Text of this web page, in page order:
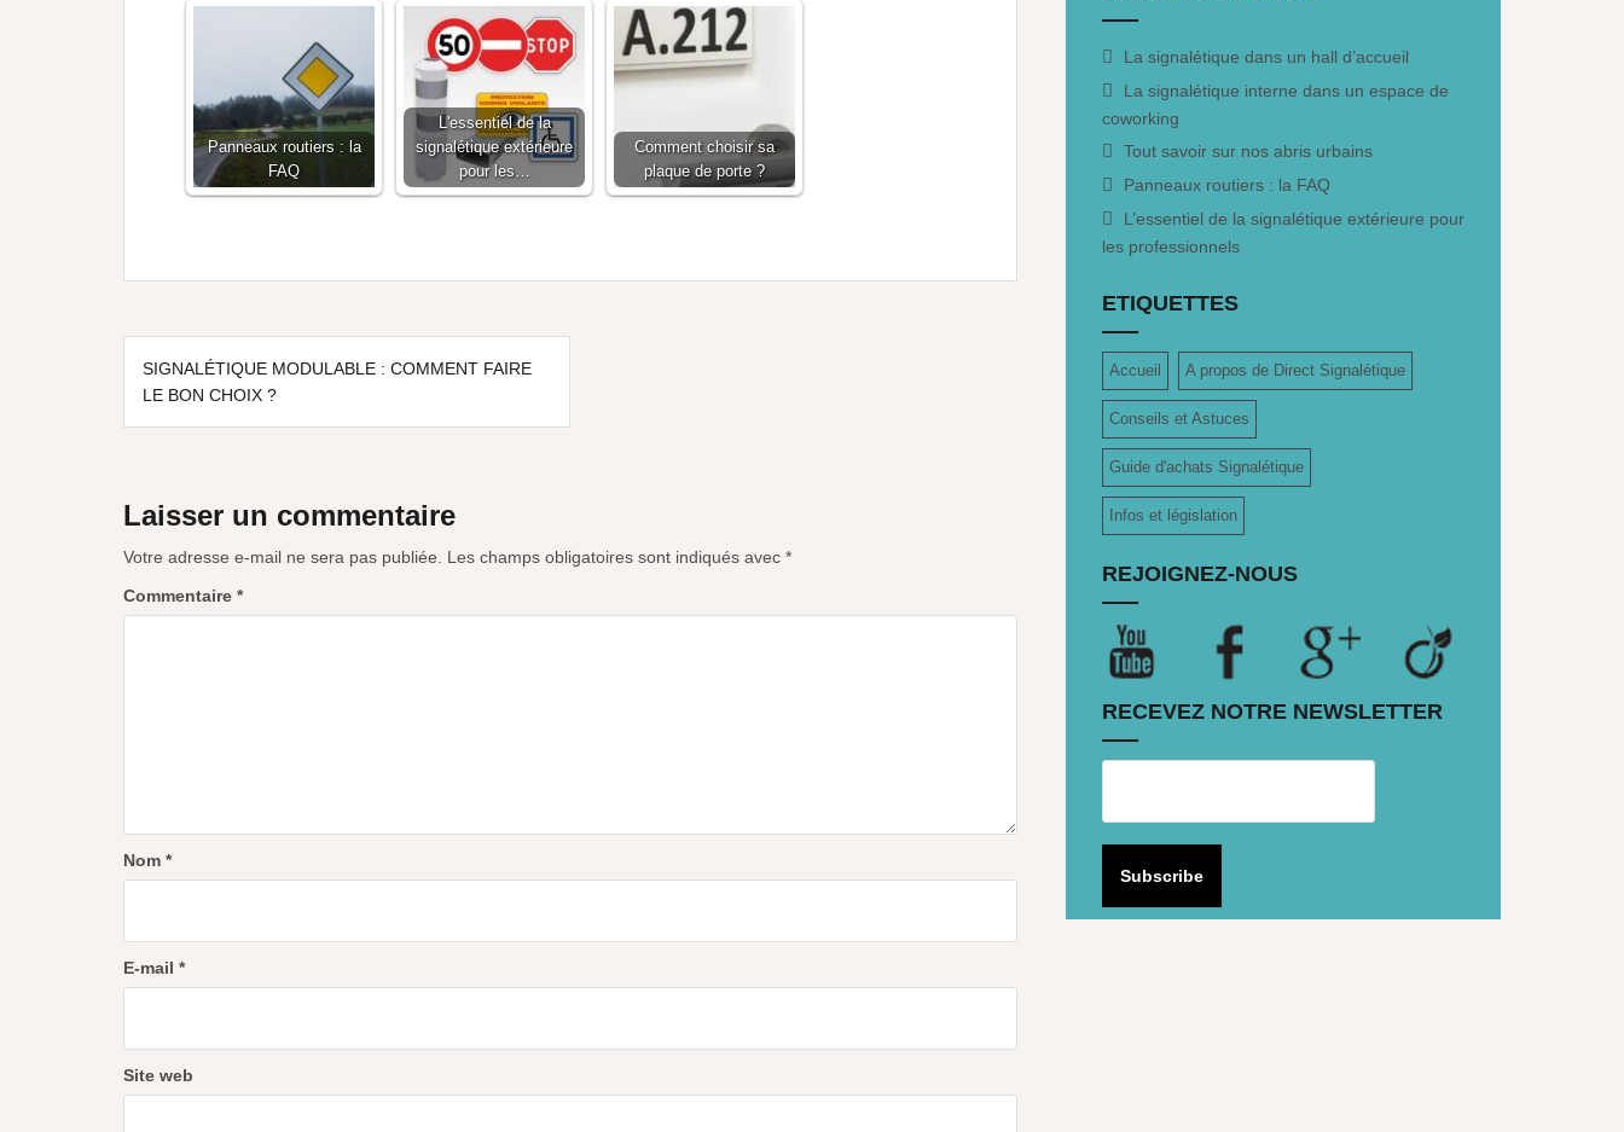
Panneaux routiers : la
FAQ
L'essentiel de la
signalétique extérieure
pour les…
Comment choisir sa
plaque de porte ?
SIGNALÉTIQUE MODULABLE : COMMENT FAIRE
LE BON CHOIX ?
Laisser un commentaire
Votre adresse e-mail ne sera pas publiée. Les champs obligatoires sont indiqués avec *
Commentaire *
Nom *
E-mail *
Site web
La signalétique dans un hall d’accueil
La signalétique interne dans un espace de
coworking
Tout savoir sur nos abris urbains
Panneaux routiers : la FAQ
L’essentiel de la signalétique extérieure pour
les professionnels
ETIQUETTES
Accueil A propos de Direct Signalétique
Conseils et Astuces
Guide d'achats Signalétique
Infos et législation
REJOIGNEZ-NOUS
RECEVEZ NOTRE NEWSLETTER